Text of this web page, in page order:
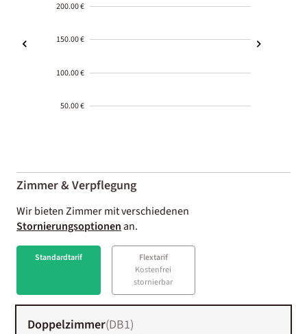
200.00 €
150.00 €
100.00 €
50.00 €
01-02
Zimmer & Verpflegung
Wir bieten Zimmer mit verschiedenen
Stornierungsoptionenan.
Standardtarif
Flextarif
Kostenfrei
stornierbar
Doppelzimmer(DB1)